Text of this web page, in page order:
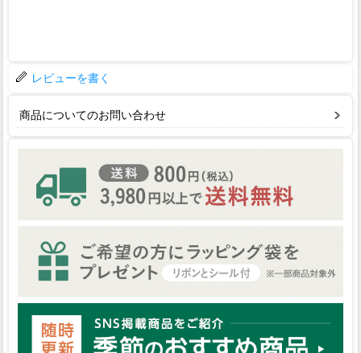
レビューを書く
商品についてのお問い合わせ